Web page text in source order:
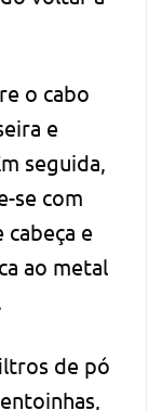
o cabo
e
seguida,
se com
e
ao metal
de pó